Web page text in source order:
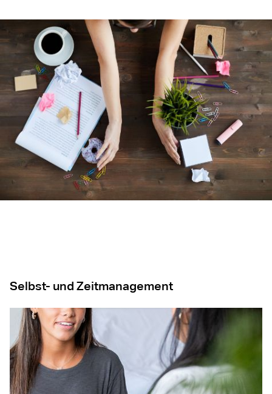
Selbst- und Zeitmanagement